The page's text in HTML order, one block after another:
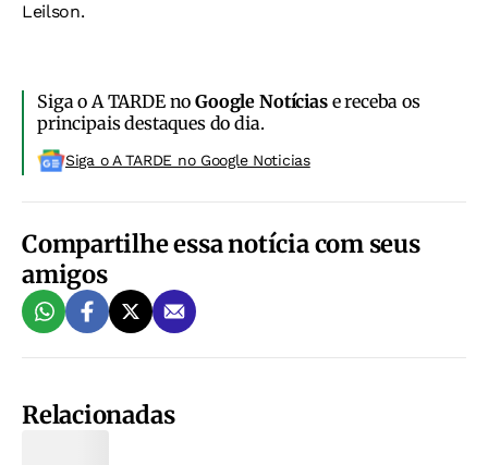
Leilson.
Siga o A TARDE noGoogle Notíciase receba os
principais destaques do dia.
Siga o A TARDE no Google Noticias
Compartilhe essa notícia com seus
amigos
Relacionadas